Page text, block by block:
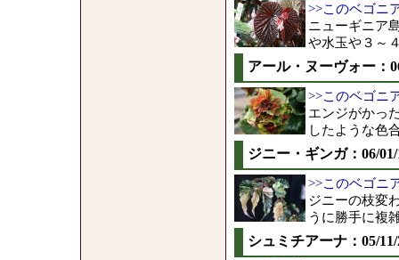
>>このベゴニ
ニューギニア
や水玉や３～
アール・ヌーヴォー：
>>このベゴニ
エンジがかっ
したような色
ジニー・ギンガ：06/01/
>>このベゴニ
ジニーの枝変
うに勝手に複
シュミチアーナ：05/11/